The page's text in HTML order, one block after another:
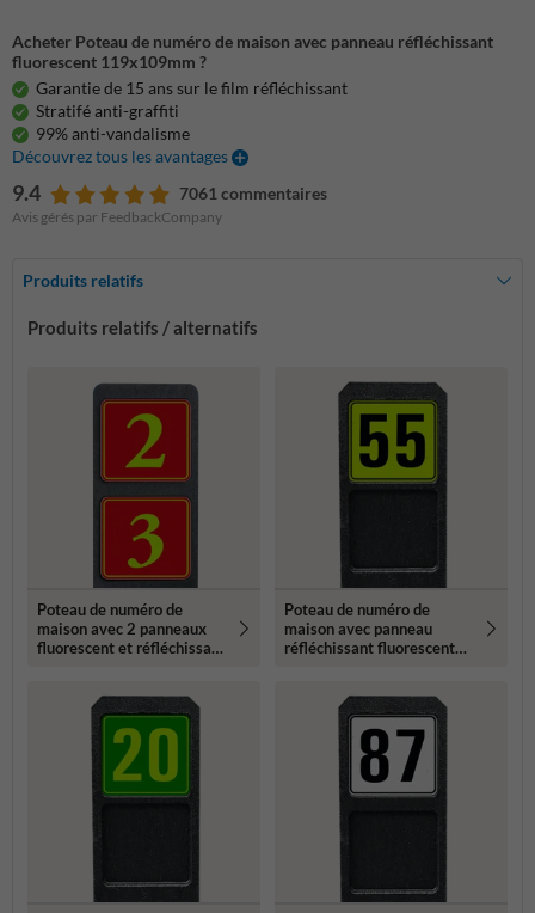
Acheter Poteau de numéro de maison avec panneau réfléchissant
fluorescent 119x109mm ?
Garantie de 15 ans sur le film réfléchissant
Stratifé anti-graffiti
99% anti-vandalisme
Découvrez tous les avantages
9.4 7061 commentaires
Avis gérés par FeedbackCompany
Produits relatifs
Produits relatifs / alternatifs
Poteau de numéro de
maison avec 2 panneaux
fluorescent et réfléchissant
Poteau de numéro de
maison avec panneau
réfléchissant fluorescent